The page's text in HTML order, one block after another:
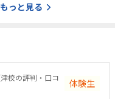
っと見る
校の評判・口コ
体験生